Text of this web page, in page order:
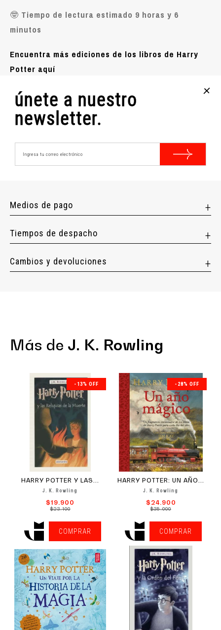
🤓 Tiempo de lectura estimado 9 horas y 6
minutos
Encuentra más ediciones de los libros de Harry
Potter aquí
Características técnicas:
Nº Páginas: 384
Idioma: Español
Editorial: Salamandra Infantil
Tapa: Rústica
Medios de pago
Tiempos de despacho
Cambios y devoluciones
Más de J. K. Rowling
-13% OFF
HARRY POTTER Y LAS...
J. K. Rowling
$19.900
$23.100
COMPRAR
-28% OFF
HARRY POTTER: UN AÑO...
J. K. Rowling
$24.900
$35.000
COMPRAR
+
únete a nuestro
newsletter.